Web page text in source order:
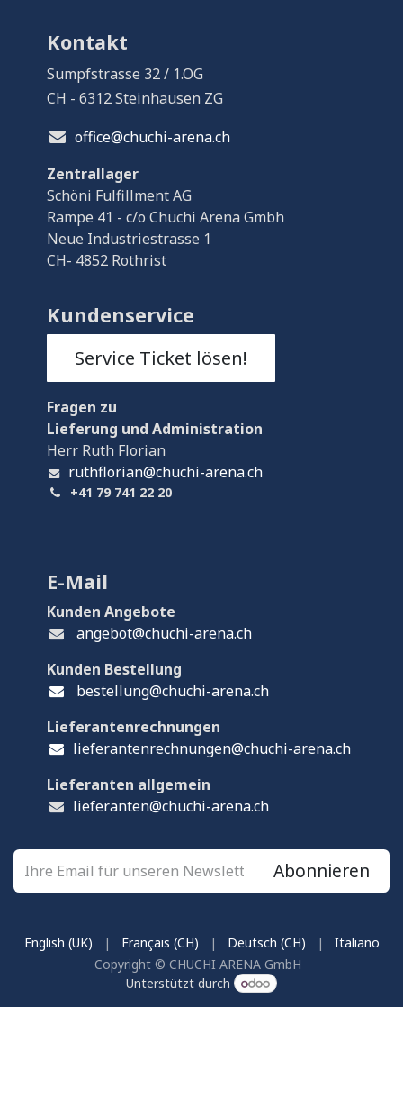
Kontakt
Sumpfstrasse 32 / 1.OG
CH - 6312 Steinhausen ZG
office@chuchi-arena.ch
Zentrallager
Schöni Fulfillment AG
Rampe 41 - c/o Chuchi Arena Gmbh
Neue Industriestrasse 1
CH- 4852 Rothrist
Kundenservice
Service Ticket lösen!
Fragen zu
Lieferung und Administration
Herr Ruth Florian
ruthflorian@chuchi-arena.ch
+41 79 741 22 20
E-Mail
Kunden Angebote
angebot@chuchi-arena.ch
Kunden Bestellung
bestellung@chuchi-arena.ch
Lieferantenrechnungen
lieferantenrechnungen@chuchi-arena.ch
Lieferanten allgemein
lieferanten@chuchi-arena.ch
Abonnieren
Copyright © CHUCHI ARENA GmbH
English (UK) | Français (CH) | Deutsch (CH) | Italiano
Unterstützt durch